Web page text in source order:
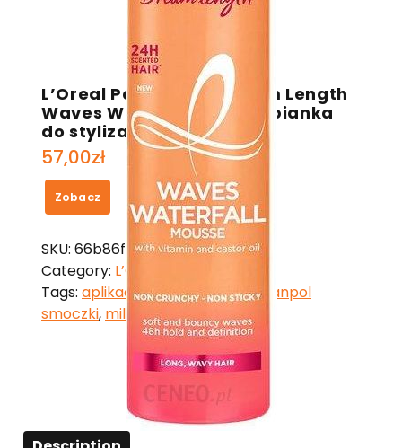
L’Oreal Paris Elvital Dream Length
Waves Waterfall Mousse pianka
do stylizacji 200 ml
57,00zł
Zobacz
SKU: 66b86f9cfbf5
Category: L’Oreal
Tags: aplikacja ios,aromactive, canpol
smoczki, milka biała czekolada